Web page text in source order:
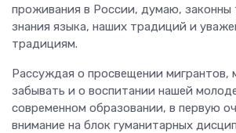
проживания в России, думаю, законны
знания языка, наших традиций и
традициям.
Рассуждая о просвещении мигрантов,
забывать и о воспитании нашей
современном образовании, в первую
внимание на блок гуманитарных